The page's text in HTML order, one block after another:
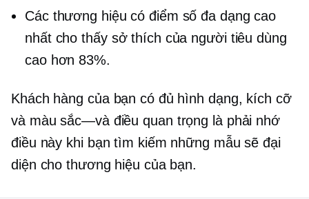
Các thương hiệu có điểm số đa dạng cao
nhất cho thấy sở thích của người tiêu dùng
cao hơn 83%.
Khách hàng của bạn có đủ hình dạng, kích cỡ
và màu sắc—vàđiều quan trọng là phải nhớ
điều này khi bạn tìm kiếm những mẫu sẽ đại
diện cho thương hiệu của bạn.